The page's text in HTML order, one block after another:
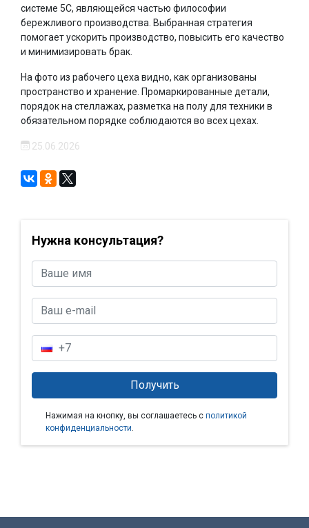
системе 5С, являющейся частью философии
бережливого производства. Выбранная стратегия
помогает ускорить производство, повысить его качество
и минимизировать брак.
На фото из рабочего цеха видно, как организованы
пространство и хранение. Промаркированные детали,
порядок на стеллажах, разметка на полу для техники в
обязательном порядке соблюдаются во всех цехах.
25.06.2026
Нужна консультация?
Нажимая на кнопку, вы соглашаетесь с политикой
конфиденциальности